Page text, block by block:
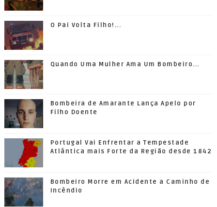
O Pai Volta Filho!...
Quando Uma Mulher Ama Um Bombeiro...
Bombeira de Amarante Lança Apelo por
Filho Doente
Portugal Vai Enfrentar a Tempestade
Atlântica mais Forte da Região desde 1842
Bombeiro Morre em Acidente a Caminho de
Incêndio